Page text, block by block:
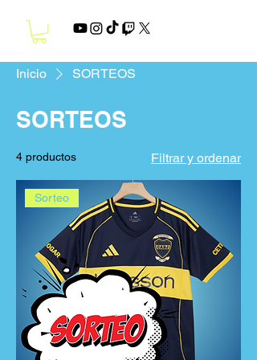
Inicio SORTEOS
SORTEOS
4 productos Filtrar y ordenar
Sorteo